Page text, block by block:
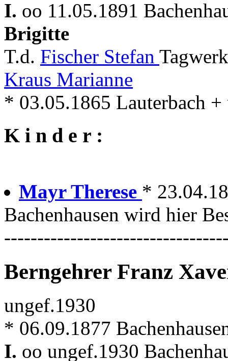
I. oo 11.05.1891
Brigitte
T.d. Fischer Stefan
Kraus Marianne
* 03.05.1865 Lauterbach +
K i n d e r :
Mayr Therese *
Bachenhausen wird hier
Berngehrer Franz
ungef.1930
* 06.09.1877
I. oo ungef.1930